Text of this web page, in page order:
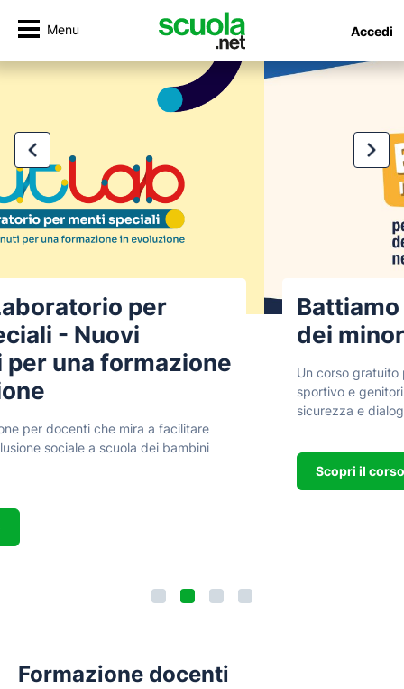
Menu Accedi
Battiamo il silenzio – La tutela
dei minorenni nello sport
Un corso gratuito per docenti, educatori, personale
sportivo e genitori, per promuovere consapevolezza,
sicurezza e dialogo nell'ambito dello sport giovanile.
Formazione docenti